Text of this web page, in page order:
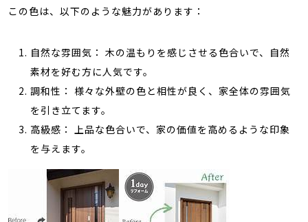
この色は、以下のような魅力があります：
自然な雰囲気： 木の温もりを感じさせる色合いで、自然
素材を好む方に人気です。
調和性： 様々な外壁の色と相性が良く、家全体の雰囲気
を引き立てます。
高級感： 上品な色合いで、家の価値を高めるような印象
を与えます。